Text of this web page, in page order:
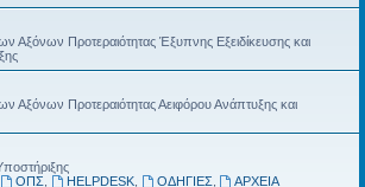
Αξόνων Προτεραιότητας Έξυπνης Εξειδίκευσης και
Αξόνων Προτεραιότητας Αειφόρου Ανάπτυξης και
ΟΠΣ HELPDESK, ΟΔΗΓΙΕΣ ΑΡΧΕΙΑ